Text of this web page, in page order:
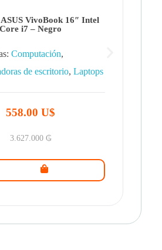
VivoBook 16″ Intel
Core i7 – Negro
Computación,
de escritorio, Laptops
558.00 U$
3.627.000 ₲